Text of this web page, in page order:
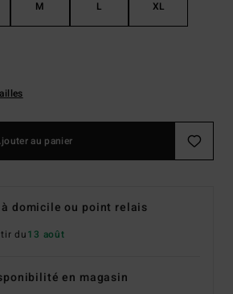
M L XL
au panier
domicile ou point relais
du13 août
en magasin